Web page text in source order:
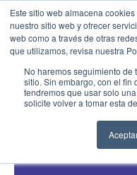
Este sitio web almacena
nuestro sitio web y ofrecer
web como a través de otras
que utilizamos, revisa nuestra
No haremos seguimiento de
sitio. Sin embargo, con el fin
tendremos que usar solo
solicite volver a tomar esta
Menu
EMPIEZA AQUÍ
Inicio
Inventarios
¿Qué son los
su importancia en
empresarial?